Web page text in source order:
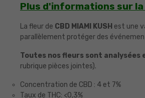
Plus d'informations sur la
La fleur de CBD MIAMI KUSH est une
parallèlement protéger des
Toutes nos fleurs sont analysées
rubrique pièces jointes).
Concentration de CBD : 4 et 7%
Taux de THC: <0,3%